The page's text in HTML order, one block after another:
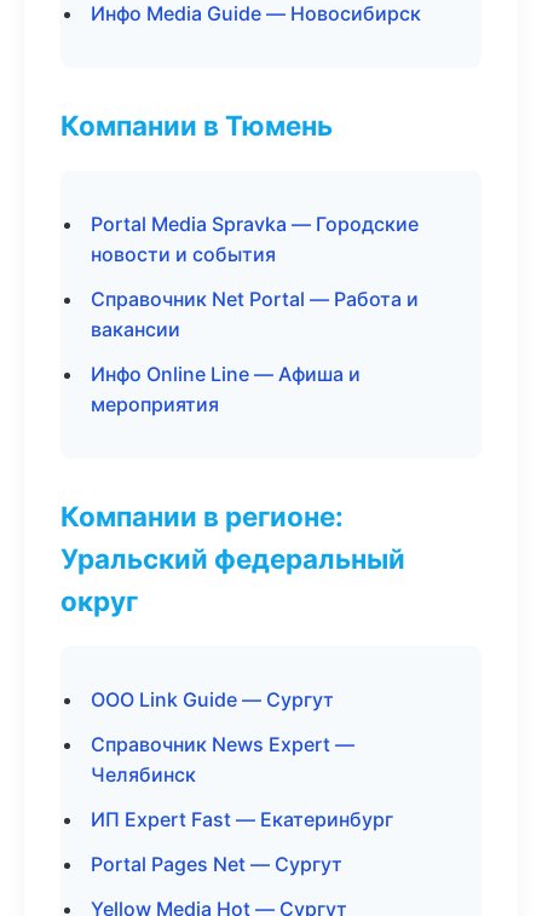
Инфо Media Guide — Новосибирск
Компании в Тюмень
Portal Media Spravka — Городские
новости и события
Справочник Net Portal — Работа и
вакансии
Инфо Online Line — Афиша и
мероприятия
Компании в регионе:
Уральский федеральный
округ
ООО Link Guide — Сургут
Справочник News Expert —
Челябинск
ИП Expert Fast — Екатеринбург
Portal Pages Net — Сургут
Yellow Media Hot — Сургут